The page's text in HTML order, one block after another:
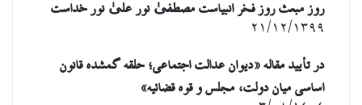
روز مبعث روز فخر انبیاست مصطفیٰ نورٌ عَلیٰ نور خداست
۲۱/۱۲/۱۳۹۹
در تأیید مقاله «دیوان عدالت اجتماعی؛ حلقه گمشده قانون
اساسی میان دولت، مجلس و قوه قضائیه»